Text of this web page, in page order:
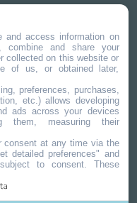
and access information on
combine and share your
collected on this website or
of us, or obtained later,
preferences, purchases,
etc.) allows developing
ads across your devices
them, measuring their
consent at any time via the
detailed preferences" and
to consent. These